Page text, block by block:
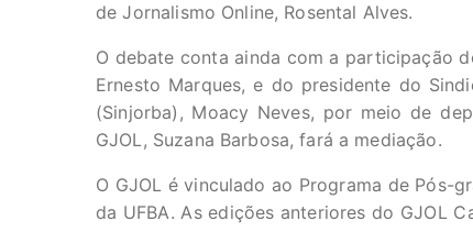
de Jornalismo Online, Rosental Alves.
O debate conta ainda com a participação
Ernesto Marques, e do presidente do
(Sinjorba), Moacy Neves, por meio de
GJOL, Suzana Barbosa, fará a mediação.
O GJOL é vinculado ao Programa de Pós-
da UFBA. As edições anteriores do GJOL